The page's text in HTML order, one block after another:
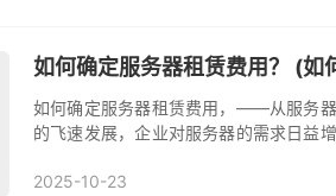
如何确定服务器租赁费用？ (如
如何确定服务器租赁费用，——从服务
的飞速发展，企业对服务器的需求日益
本文将为您详细解析这一过程，二、确
2025-10-23